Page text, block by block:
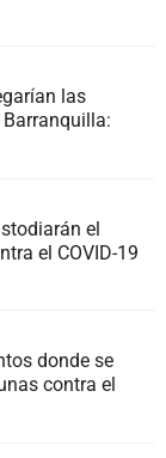
las
el
el COVID-19
donde se
contra el